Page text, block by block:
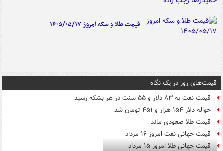
قیمت طلا و سکه امروز ۱۴۰۵/۰۵/۱۷
قیمت‌های روز در یک نگاه
قیمت نفت به ۸۳ دلار و ۵۵ سنت در هر بشکه رسید
حواله دلار ۱۵۴ هزار و ۴۵۱ تومان شد
قیمت طلا صعودی ماند
قیمت جهانی نفت امروز ۱۶ مرداد
قیمت جهانی طلا امروز ۱۵ مرداد